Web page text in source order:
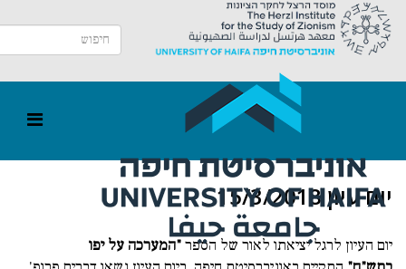
יום עיון 15/3/2018
יום העיון לרגל יציאתו לאור של הספר"המערכה על יפו